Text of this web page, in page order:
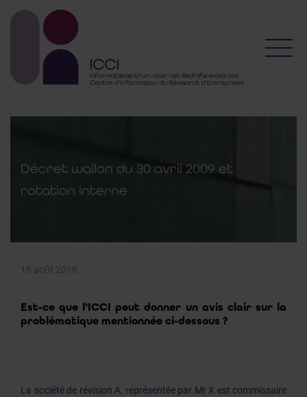
Décret wallon du 30 avril 2009 et
rotation interne
16 août 2016
Est-ce que l’ICCI peut donner un avis clair sur la
problématique mentionnée ci-dessous ?
La société de révision A, représentée par Mr X est commissaire